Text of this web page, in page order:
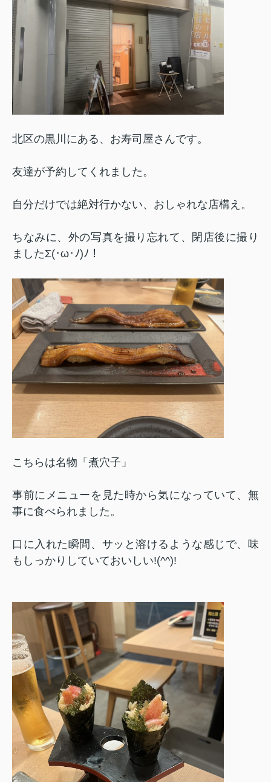
北区の黒川にある、お寿司屋さんです。
友達が予約してくれました。
自分だけでは絶対行かない、おしゃれな店構え。
ちなみに、外の写真を撮り忘れて、閉店後に撮り
ましたΣ(･ω･ﾉ)ﾉ！
こちらは名物「煮穴子」
事前にメニューを見た時から気になっていて、無
事に食べられました。
口に入れた瞬間、サッと溶けるような感じで、味
もしっかりしていておいしい!(^^)!